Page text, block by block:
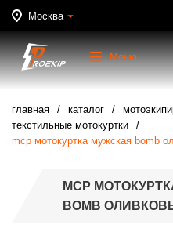
Москва
Меню
главная каталог
текстильные мотокуртки
mcp мотокуртка мужская bomb
MCP
BOMB